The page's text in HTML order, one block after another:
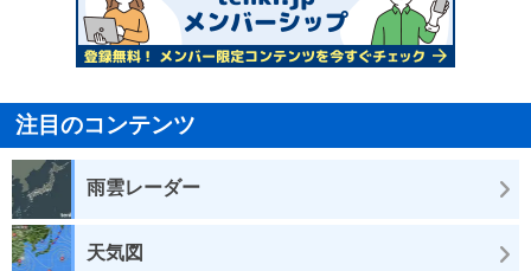
注目のコンテンツ
雨雲レーダー
天気図